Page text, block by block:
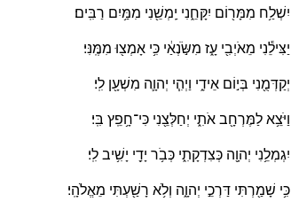
יִשְׁלַ֥ח מִמָּר֖וֹם יִקָּחֵ֑נִי יַֽמְשֵׁ֖נִי מִמַּ֥יִם רַבִּֽים׃
יַצִּילֵ֕נִי מֵאֹיְבִ֖י עָ֑ז מִשֹּׂ֣נְאַ֔י כִּ֥י אָמְצ֖וּ מִמֶּֽנִּי׃
יְקַדְּמֻ֖נִי בְּי֣וֹם אֵידִ֑י וַיְהִ֧י יְהוָ֛ה מִשְׁעָ֖ן לִֽי׃
וַיֹּצֵ֥א לַמֶּרְחָ֖ב אֹתִ֑י יְחַלְּצֵ֖נִי כִּי־חָ֥פֵֽץ בִּֽי׃
יִגְמְלֵ֥נִי יְהוָ֖ה כְּצִדְקָתִ֑י כְּבֹ֥ר יָדַ֖י יָשִׁ֥יב לִֽי׃
כִּ֥י שָׁמַ֖רְתִּי דַּרְכֵ֣י יְהוָ֑ה וְלֹ֥א רָשַׁ֖עְתִּי מֵאֱלֹהָֽי׃